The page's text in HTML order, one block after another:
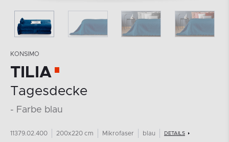
KONSIMO
TILIA
Tagesdecke
- Farbe blau
11379.02.400 200x220 cm Mikrofaser blau DETAILS